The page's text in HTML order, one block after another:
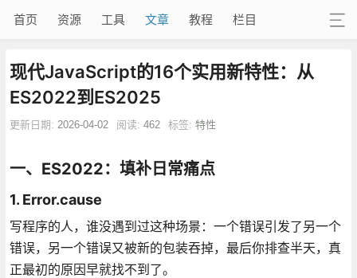
首页 资源 工具 文章 教程 栏目
现代JavaScript的16个实用新特性：从
ES2022到ES2025
更新日期: 2026-04-02 阅读: 462 标签: 特性
一、ES2022：填补日常痛点
1. Error.cause
写程序的人，谁没遇到过这种场景：一个错误引发了另一个
错误，另一个错误又被新的包装吞掉，最后你排查半天，真
正最初的原因早就找不到了。